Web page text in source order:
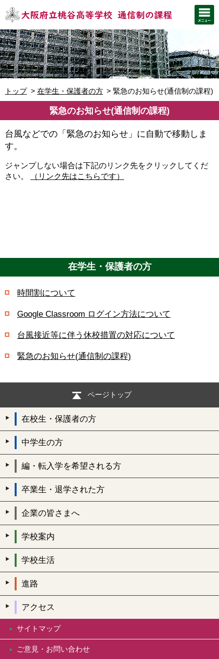
トップ 在学生・保護者の方 緊急のお知らせ(通信制の課程)
緊急のお知らせ(通信制の課程)
台風などでの「緊急のお知らせ」に自動で移動しま
す。
ジャンプしない場合は下記のリンク先をクリックしてくだ
さい。
（リンク先はこちらです）
在学生・保護者の方
時間割について
Google Classroom ログイン方法について
台風接近等に伴う休校措置の対応について
緊急のお知らせ(通信制の課程)
ページトップ
在校生・保護者の方
中学生の方
編・転入学を希望される方
卒業生・退学された方
企業の皆さまへ
学校案内
学校生活
進路
アクセス
サイトマップ
ご意見・お問い合わせ